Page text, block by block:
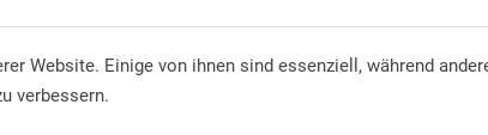
GROUP TRAVEL SUSTAINABILITY
Website. Einige von ihnen sind essenziell, während
verbessern.